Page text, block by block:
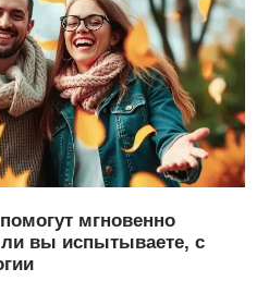
мгновенно
вы испытываете, с